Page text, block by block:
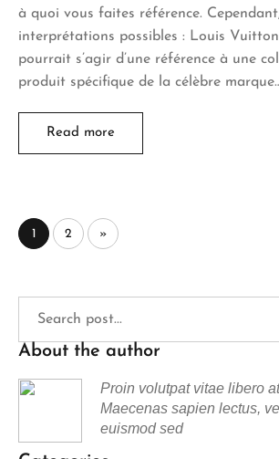
à quoi vous faites référence.
interprétations possibles : Louis Vuitton
pourrait s’agir d’une référence à une
produit spécifique de la célèbre
Read more
1 2 »
About the author
Proin volutpat vitae libero
Maecenas sapien lectus,
euismod sed